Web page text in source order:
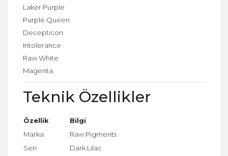
Laker Purple
Purple Queen
Decepticon
Intolerance
Raw White
Magenta
Teknik Özellikler
Özellik
Bilgi
Marka
Raw Pigments
Seri
Dark Lilac